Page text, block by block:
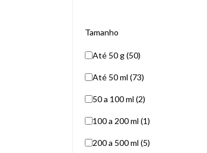
Tamanho
Até 50 g (50)
Até 50 ml (73)
50 a 100 ml (2)
100 a 200 ml (1)
200 a 500 ml (5)